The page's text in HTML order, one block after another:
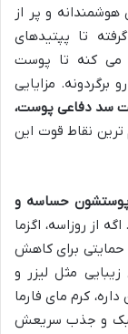
هوشمندانه و پر از
تا پپتیدهای
می کنه تا پوست
مزایایی
سد دفاعی پوست،
ترین نقاط قوت این
حساسه و
اگه از روزاسه، اگزما
حمایتی برای کاهش
مثل لیزر و
کرم مای فارما
سبک و جذب سریعش